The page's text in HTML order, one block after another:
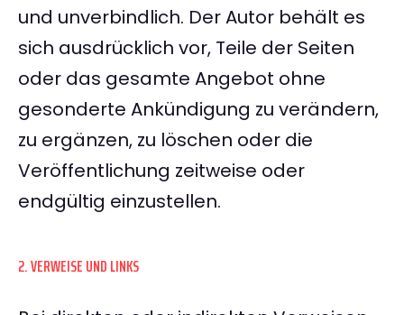
und unverbindlich. Der Autor behält es
sich ausdrücklich vor, Teile der Seiten
oder das gesamte Angebot ohne
gesonderte Ankündigung zu verändern,
zu ergänzen, zu löschen oder die
Veröffentlichung zeitweise oder
endgültig einzustellen.
2. VERWEISE UND LINKS